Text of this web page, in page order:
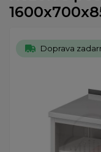
Doprava